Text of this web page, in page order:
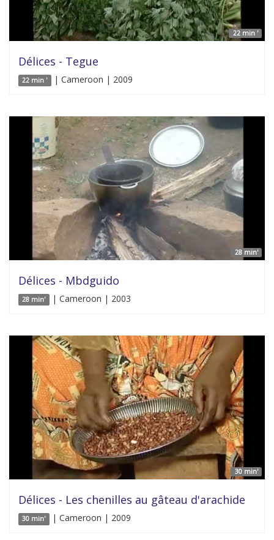
22 min '
Délices - Tegue
22 min ' | Cameroon | 2009
28 min'
Délices - Mbdguido
28 min' | Cameroon | 2003
30 min'
Délices - Les chenilles au gâteau d'arachide
30 min' | Cameroon | 2009